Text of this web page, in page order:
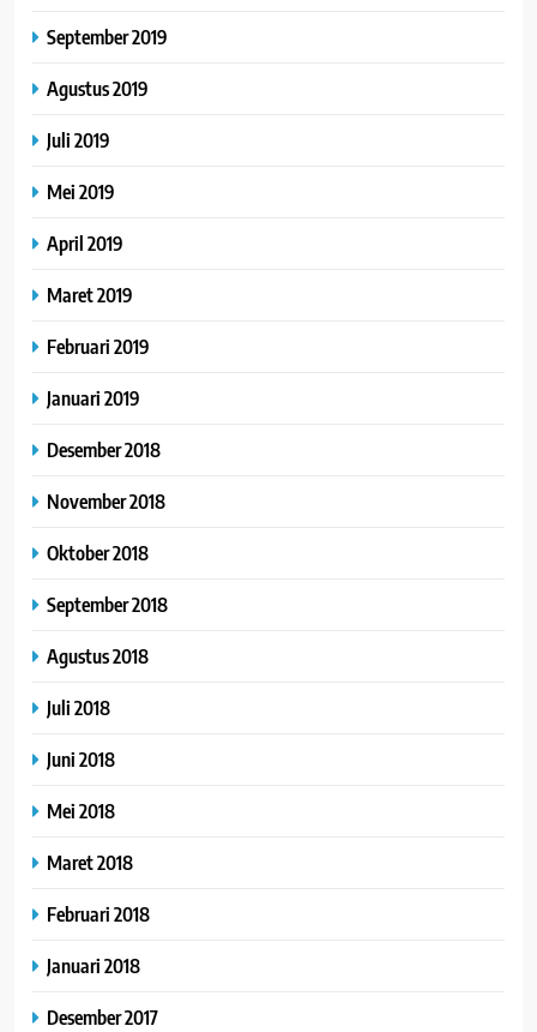
September 2019
Agustus 2019
Juli 2019
Mei 2019
April 2019
Maret 2019
Februari 2019
Januari 2019
Desember 2018
November 2018
Oktober 2018
September 2018
Agustus 2018
Juli 2018
Juni 2018
Mei 2018
Maret 2018
Februari 2018
Januari 2018
Desember 2017